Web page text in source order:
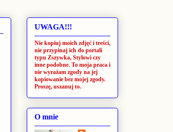
UWAGA!!!
Nie kopiuj moich zdjęć i treści,
nie przypinaj ich do portali
typu Zszywka, Stylowi czy
inne podobne. To moja praca i
nie wyrażam zgody na jej
kopiowanie bez mojej zgody.
Proszę, uszanuj to.
O mnie